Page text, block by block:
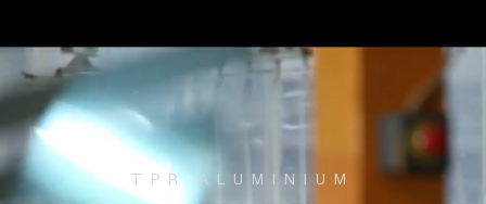
TPR ALUMINIUM